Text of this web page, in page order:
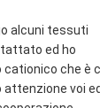
alcuni tessuti
ed ho
che è
attenzione voi ed